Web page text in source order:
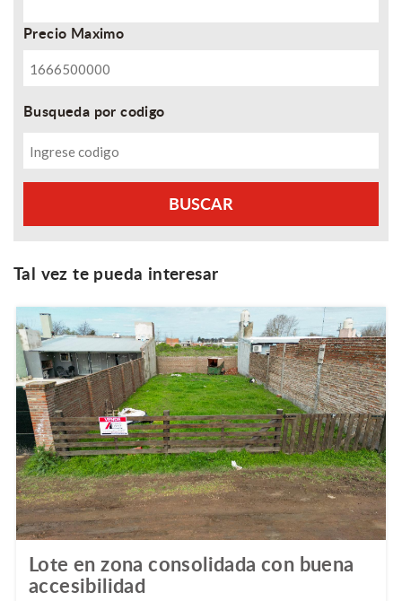
Precio Maximo
Busqueda por codigo
Tal vez te pueda interesar
Lote en zona consolidada con buena
accesibilidad